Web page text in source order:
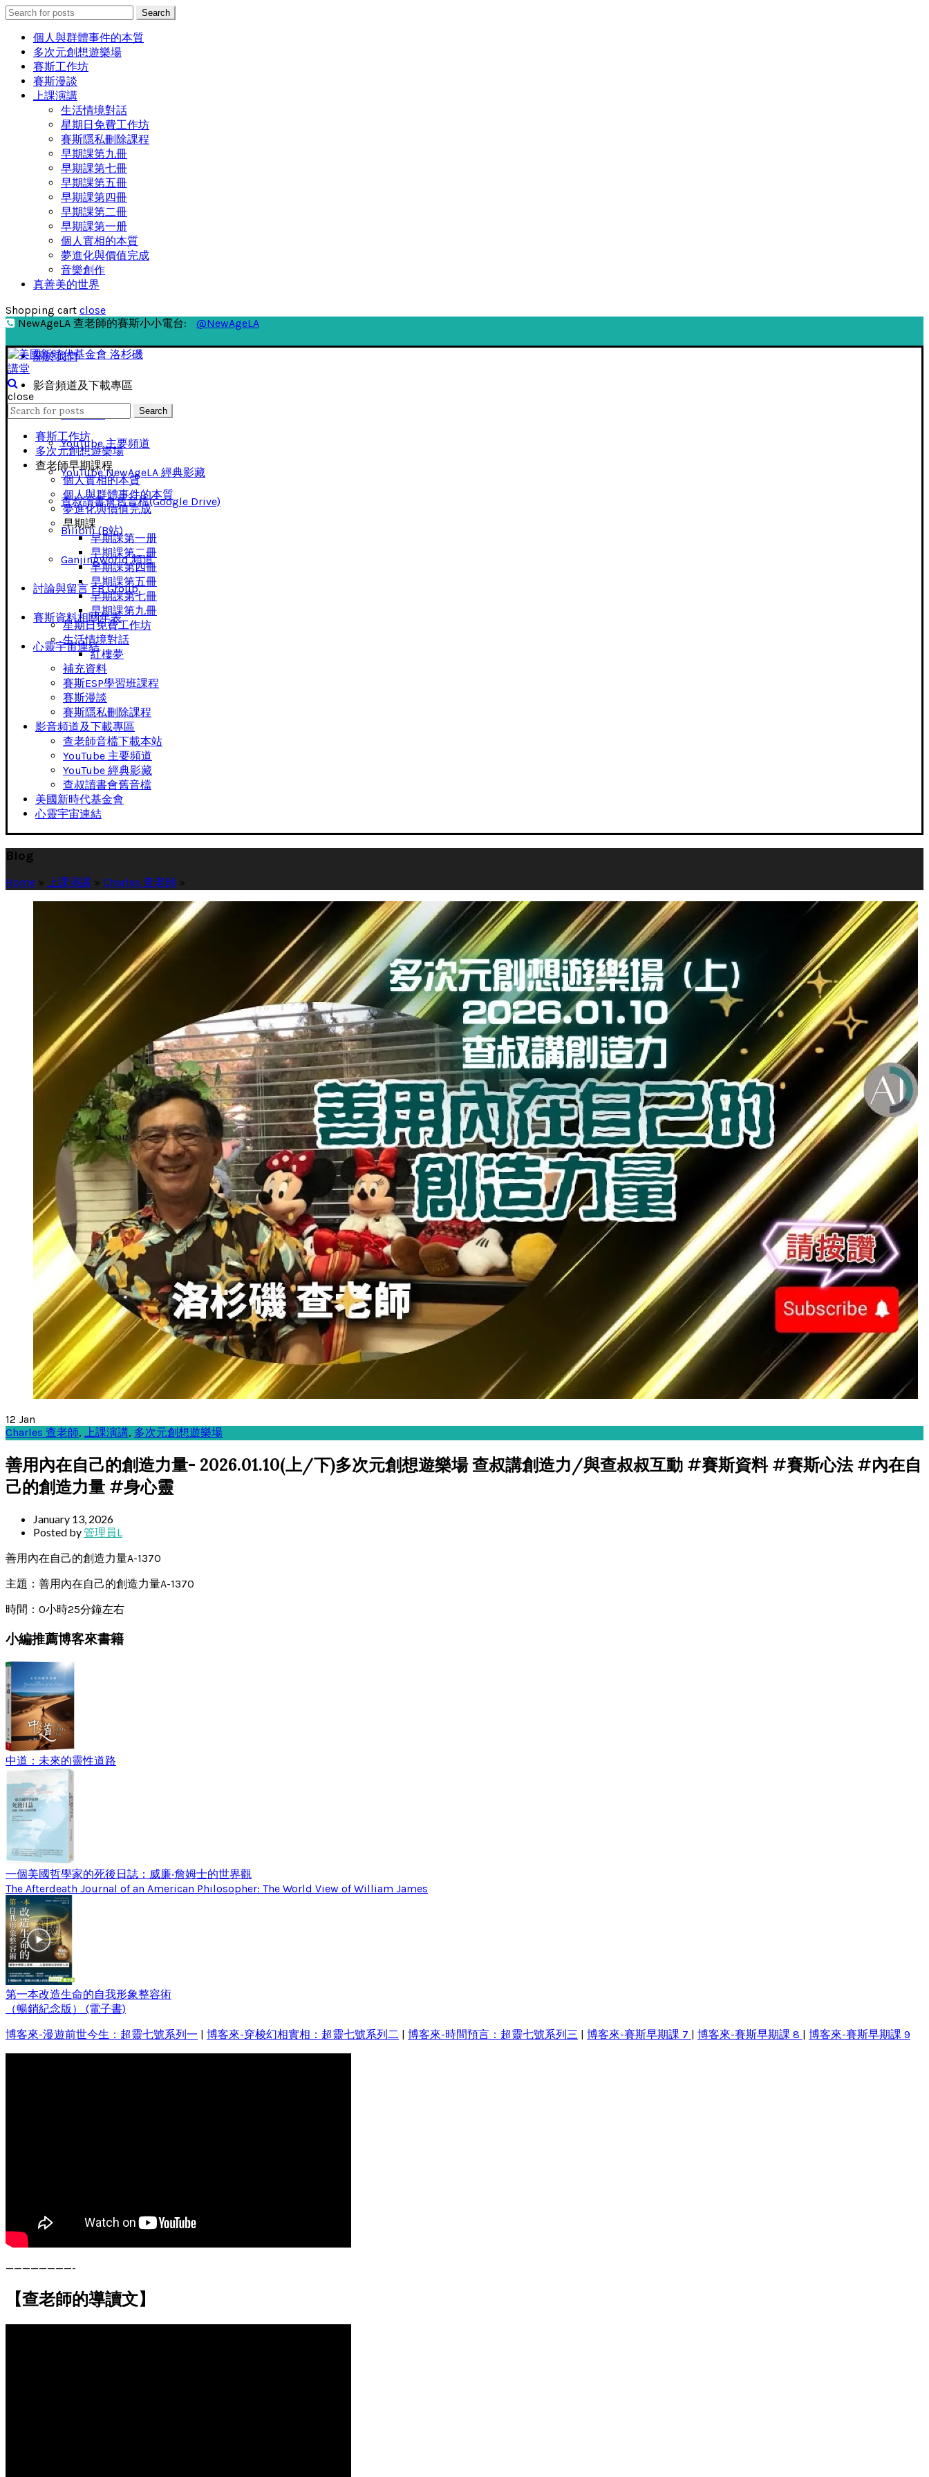
Search
for:
Search
個人與群體事件的本質
多次元創想遊樂場
賽斯工作坊
賽斯漫談
上課演講
生活情境對話
星期日免費工作坊
賽斯隱私刪除課程
早期課第九冊
早期課第七冊
早期課第五冊
早期課第四冊
早期課第二冊
早期課第一册
個人實相的本質
夢進化與價值完成
音樂創作
真善美的世界
Shopping cart close
NewAgeLA 查老師的賽斯小小電台:
@NewAgeLA
關於我們
影音頻道及下載專區
影音下載
YouTube 主要頻道
YouTube NewAgeLA 經典影藏
查叔讀書會舊音檔(Google Drive)
Bilibili (B站)
Ganjingworld 頻道
討論與留言 FB Group
賽斯資料相關年表
心靈宇宙連結
close
Search
for:
Search
賽斯工作坊
多次元創想遊樂場
查老師早期課程
個人實相的本質
個人與群體事件的本質
夢進化與價值完成
早期課
早期課第一册
早期課第二冊
早期課第四冊
早期課第五冊
早期課第七冊
早期課第九冊
星期日免費工作坊
生活情境對話
紅樓夢
補充資料
賽斯ESP學習班課程
賽斯漫談
賽斯隱私刪除課程
影音頻道及下載專區
查老師音檔下載本站
YouTube 主要頻道
YouTube 經典影藏
查叔讀書會舊音檔
美國新時代基金會
心靈宇宙連結
Blog
Home » 上課演講 » Charles 查老師 »
12 Jan
Charles 查老師, 上課演講, 多次元創想遊樂場
善用內在自己的創造力量- 2026.01.10(上/下)多次元創想遊樂場 查叔講創造力/與查叔叔互動 #賽斯資料 #賽斯心法 #內在自
己的創造力量 #身心靈
January 13, 2026
Posted by管理員L
善用內在自己的創造力量A-1370
主題：善用內在自己的創造力量A-1370
時間：0小時25分鐘左右
小編推薦博客來書籍
中道：未來的靈性道路
一個美國哲學家的死後日誌：威廉‧詹姆士的世界觀
The Afterdeath Journal of an American Philosopher: The World View of William James
第一本改造生命的自我形象整容術
（暢銷紀念版） (電子書)
博客來-漫遊前世今生：超靈七號系列一
博客來-穿梭幻相實相：超靈七號系列二 博客來-時間預言：超靈七號系列三 博客來-賽斯早期課 7 博客來-賽斯早期課 8 博客來-賽斯早期課 9
————————-
【查老師的導讀文】